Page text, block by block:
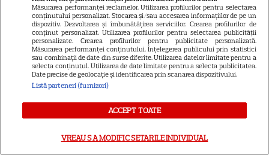
PRIME VIDEO
Când „Fălci” se întâlnește cu
„Coborâre întunecată”:
Producția claustrofobă de pe
Prime Video ce nu trebuie
ratată
Care-i buna și care-i reaua?
Măsurarea performanței reclamelor. Utilizarea profilurilor pentru selectarea
conținutului personalizat. Stocarea și/sau accesarea informațiilor de pe un
dispozitiv. Dezvoltarea și îmbunătățirea serviciilor. Crearea profilurilor de
conținut personalizat. Utilizarea profilurilor pentru selectarea publicității
personalizate. Crearea profilurilor pentru publicitate personalizată.
Măsurarea performanței conținutului. Înțelegerea publicului prin statistici
sau combinații de date din surse diferite. Utilizarea datelor limitate pentru a
selecta conținutul. Utilizarea de date limitate pentru a selecta publicitatea.
Date precise de geolocație și identificarea prin scanarea dispozitivului.
Listă parteneri (furnizori)
ACCEPT TOATE
VREAU SA MODIFIC SETARILE INDIVIDUAL